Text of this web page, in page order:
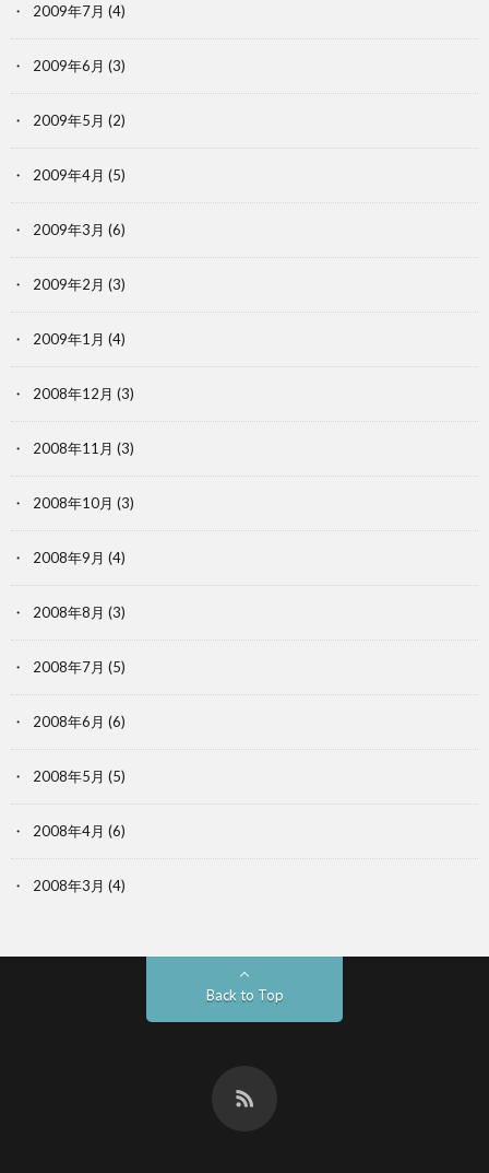
2009年7月 (4)
2009年6月 (3)
2009年5月 (2)
2009年4月 (5)
2009年3月 (6)
2009年2月 (3)
2009年1月 (4)
2008年12月 (3)
2008年11月 (3)
2008年10月 (3)
2008年9月 (4)
2008年8月 (3)
2008年7月 (5)
2008年6月 (6)
2008年5月 (5)
2008年4月 (6)
2008年3月 (4)
Back to Top